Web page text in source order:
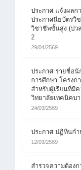
ประกาศ แจ้งผลก
ประกาศนียบัตรวิ
วิชาชีพชั้นสูง (ปว
2
29/04/2569
ประกาศ รายชื่อ
การศึกษา โครง
สำหรับผู้เรียนที่มี
วิทยาลัยเทคนิคบ
24/03/2569
ประกาศ ปฏิทินกำ
12/03/2569
สำรวจความต้อง